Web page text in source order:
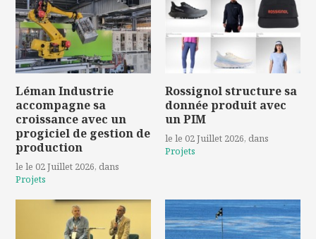
Léman Industrie
accompagne sa
croissance avec un
progiciel de gestion de
production
le le 02 Juillet 2026, dans
Projets
Rossignol structure sa
donnée produit avec
un PIM
le le 02 Juillet 2026, dans
Projets